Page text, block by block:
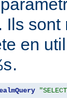
Ils
en
.